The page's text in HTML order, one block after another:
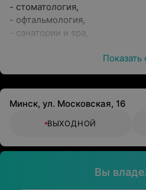
- стоматология,
- офтальмология,
- санатории и spa,
- гинекология и ЭКО,
- хирургия и пластическая
- оториноларингология,
- диагностика и реабилитация,
- педиатрия.
Минск, ул. Московская, 16
ВЫХОДНОЙ
Вы